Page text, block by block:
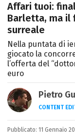
Affari tuoi:
Barletta, ma il
surreale
Nella puntata di
giocato la
l’offerta del
euro
Pietro
CONTENT
Laurea
Pubblicato: 11 Gennaio